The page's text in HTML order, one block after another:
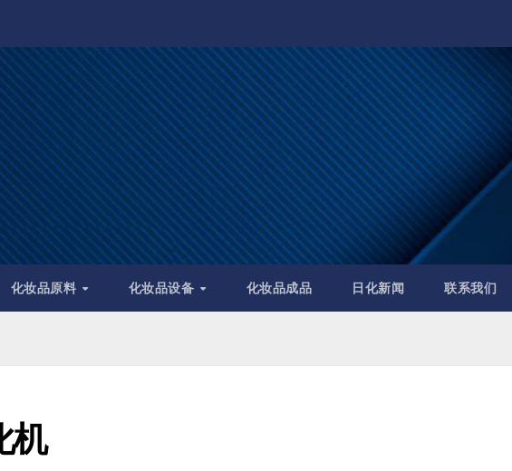
化妆品原料 化妆品设备 化妆品成品 日化新闻 联系我们
机